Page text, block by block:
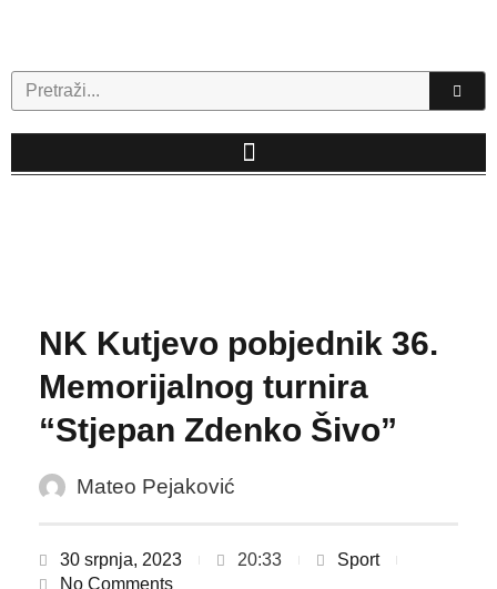
Search
NK Kutjevo pobjednik 36.
Memorijalnog turnira
“Stjepan Zdenko Šivo”
Mateo Pejaković
30 srpnja, 2023 20:33
Sport
No Comments